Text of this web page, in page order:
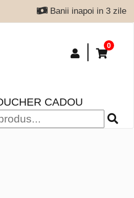
Banii inapoi in 3 zile
0
CADOU